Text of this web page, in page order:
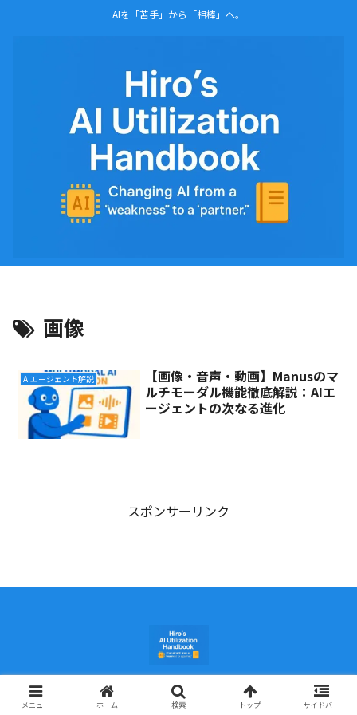
AIを「苦手」から「相棒」へ。
画像
AIエージェント解説
【画像・音声・動画】Manusのマ
ルチモーダル機能徹底解説：AIエ
ージェントの次なる進化
スポンサーリンク
© 2025 ヒロのAI活用手帖.
メニュー ホーム 検索 トップ サイドバー